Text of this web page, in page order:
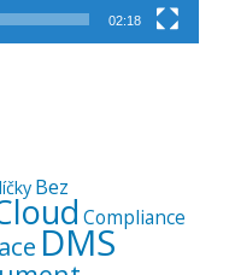
02:18
Bez
Compliance
DMS